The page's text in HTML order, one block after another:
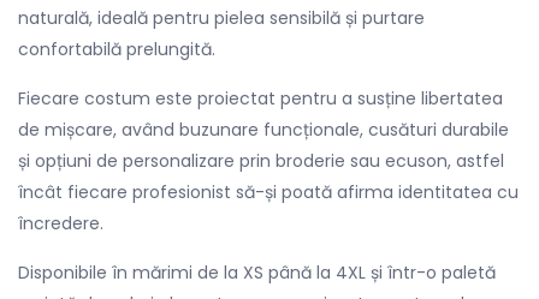
naturală, ideală pentru pielea sensibilă și purtare
confortabilă prelungită.
Fiecare costum este proiectat pentru a susține libertatea
de mișcare, având buzunare funcționale, cusături durabile
și opțiuni de personalizare prin broderie sau ecuson, astfel
încât fiecare profesionist să-și poată afirma identitatea cu
încredere.
Disponibile în mărimi de la XS până la 4XL și într-o paletă